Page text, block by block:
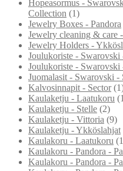
Hopeasormus -
Collection (1)
Jewelry Boxes - Pandora
Jewelry cleaning & care
Jewelry Holders -
Joulukoriste -
Joulukoriste -
Juomalasit - Swarovski
Kalvosinnapit - Sector
Kaulaketju - Laatukoru
Kaulaketju - Stelle (2)
Kaulaketju - Vittoria (9)
Kaulaketju - Ykköslahjat
Kaulakoru - Laatukoru
Kaulakoru - Pandora -
Kaulakoru - Pandora -